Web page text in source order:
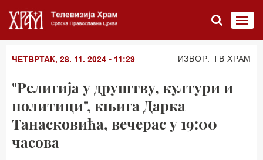
ЧЕТВРТАК, 28. 11. 2024 - 11:29 ИЗВОР: TВ ХРАМ
"Религија у друштву, култури и
политици", књига Дарка
Танасковића, вечерас у 19:00
часова